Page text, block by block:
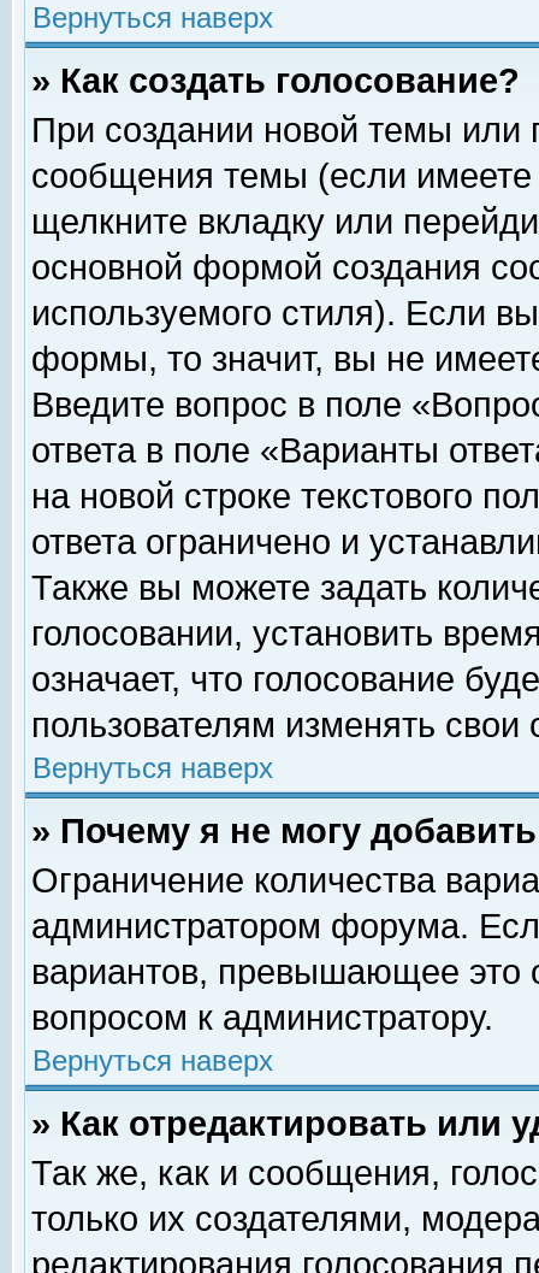
Вернуться наверх
» Как создать голосование?
При создании новой темы или
сообщения темы (если
щелкните вкладку или
основной формой создания
используемого стиля). Если
формы, то значит, вы не
Введите вопрос в поле
ответа в поле «Варианты
на новой строке текстового
ответа ограничено и
Также вы можете задать
голосовании, установить
означает, что голосование
пользователям изменять свои
Вернуться наверх
» Почему я не могу
Ограничение количества
администратором форума.
вариантов, превышающее это
вопросом к администратору.
Вернуться наверх
» Как отредактировать или
Так же, как и сообщения,
только их создателями,
редактирования голосования